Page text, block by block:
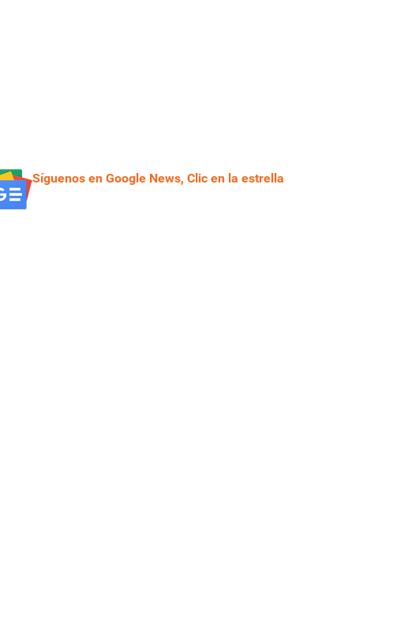
Síguenos en Google News, Clic en la estrella